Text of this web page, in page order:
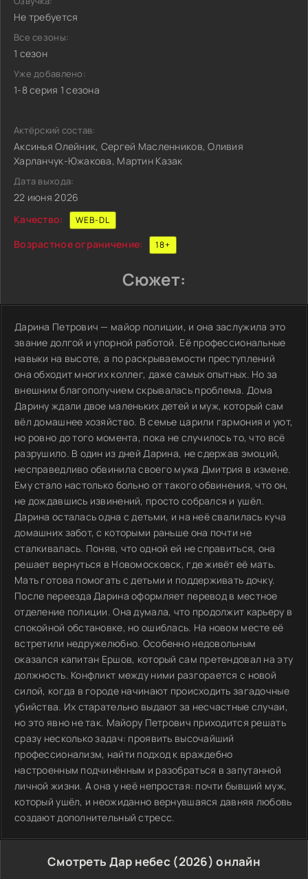
Не требуется
Все сезоны:
1 сезон
Уже добавлено:
1-8 серия 1 сезона
Актёрский состав:
Аксинья Олейник, Сергей Масленников, Оливия
Харланчук-Южакова, Мартин Казак
Дата выхода:
22 июня 2026
Качество:
WEB-DL
Возрастное ограничение: 18+
Сюжет:
Дарина Петрович — майор полиции, и она заслужила это
звание долгой и упорной работой. Её профессиональные
навыки на высоте, а по раскрываемости преступлений
она обходит многих коллег, даже самых опытных. Но за
внешним благополучием скрывалась проблема. Дома
Дарину ждали двое маленьких детей и муж, который сам
вёл домашнее хозяйство. В семье царили гармония и уют,
но ровно до того момента, пока не случилось то, что всё
разрушило. В один из дней Дарина, не сдержав эмоций,
несправедливо обвинила своего мужа Дмитрия в измене.
Ему стало настолько больно от такого обвинения, что он,
не дождавшись извинений, просто собрался и ушёл.
Дарина осталась одна с детьми, и на неё свалилась куча
домашних забот, с которыми раньше она почти не
сталкивалась. Поняв, что одной ей не справиться, она
решает вернуться в Новомосковск, где живёт её мать.
Мать готова помогать с детьми и поддерживать дочку.
После переезда Дарина оформляет перевод в местное
отделение полиции. Она думала, что продолжит карьеру в
спокойной обстановке, но ошиблась. На новом месте её
встретили недружелюбно. Особенно недовольным
оказался капитан Ершов, который сам претендовал на эту
должность. Конфликт между ними разгорается с новой
силой, когда в городе начинают происходить загадочные
убийства. Их старательно выдают за несчастные случаи,
но это явно не так. Майору Петрович приходится решать
сразу несколько задач: проявить высочайший
профессионализм, найти подход к враждебно
настроенным подчинённым и разобраться в запутанной
личной жизни. А она у неё непростая: почти бывший муж,
который ушёл, и неожиданно вернувшаяся давняя любовь
создают дополнительный стресс.
Смотреть Дар небес (2026) онлайн